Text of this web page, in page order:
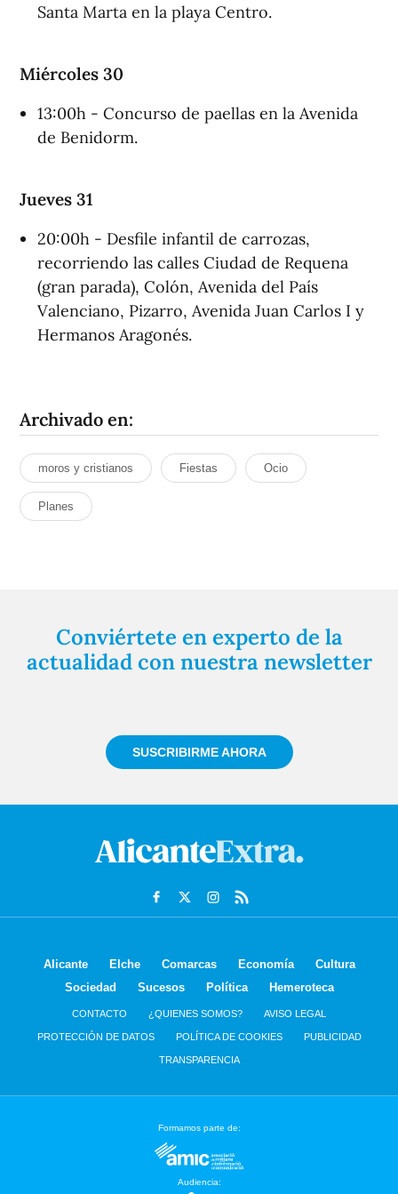
Santa Marta en la playa Centro.
Miércoles 30
13:00h - Concurso de paellas en la Avenida
de Benidorm.
Jueves 31
20:00h - Desfile infantil de carrozas,
recorriendo las calles Ciudad de Requena
(gran parada), Colón, Avenida del País
Valenciano, Pizarro, Avenida Juan Carlos I y
Hermanos Aragonés.
Archivado en:
moros y cristianos Fiestas Ocio
Planes
Conviértete en experto de la
actualidad con nuestra newsletter
SUSCRIBIRME AHORA
Alicante Elche Comarcas Economía
Cultura
Sociedad
Sucesos Política Hemeroteca
CONTACTO ¿QUIENES SOMOS? AVISO LEGAL
PROTECCIÓN DE DATOS POLÍTICA DE COOKIES PUBLICIDAD
TRANSPARENCIA
Formamos parte de:
Audiencia: